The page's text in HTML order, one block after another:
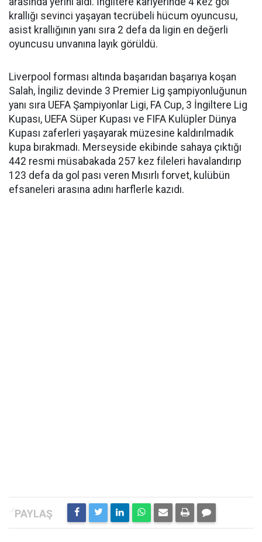
krallığı sevinci yaşayan tecrübeli hücum oyuncusu,
asist krallığının yanı sıra 2 defa da ligin en değerli
oyuncusu unvanına layık görüldü.
Liverpool forması altında başarıdan başarıya koşan
Salah, İngiliz devinde 3 Premier Lig şampiyonluğunun
yanı sıra UEFA Şampiyonlar Ligi, FA Cup, 3 İngiltere Lig
Kupası, UEFA Süper Kupası ve FIFA Kulüpler Dünya
Kupası zaferleri yaşayarak müzesine kaldırılmadık
kupa bırakmadı. Merseyside ekibinde sahaya çıktığı
442 resmi müsabakada 257 kez fileleri havalandırıp
123 defa da gol pası veren Mısırlı forvet, kulübün
efsaneleri arasına adını harflerle kazıdı.